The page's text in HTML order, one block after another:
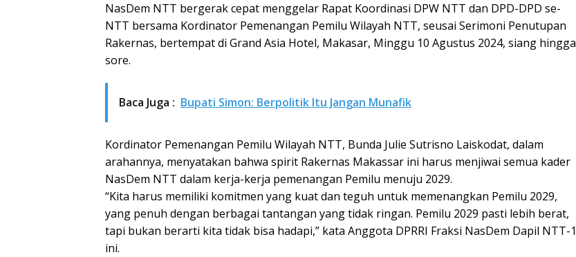
NasDem NTT bergerak cepat menggelar Rapat Koordinasi DPW NTT dan DPD-DPD se-
NTT bersama Kordinator Pemenangan Pemilu Wilayah NTT, seusai Serimoni Penutupan
Rakernas, bertempat di Grand Asia Hotel, Makasar, Minggu 10 Agustus 2024, siang hingga
sore.
Baca Juga : Bupati Simon: Berpolitik Itu Jangan Munafik
Kordinator Pemenangan Pemilu Wilayah NTT, Bunda Julie Sutrisno Laiskodat, dalam
arahannya, menyatakan bahwa spirit Rakernas Makassar ini harus menjiwai semua kader
NasDem NTT dalam kerja-kerja pemenangan Pemilu menuju 2029.
“Kita harus memiliki komitmen yang kuat dan teguh untuk memenangkan Pemilu 2029,
yang penuh dengan berbagai tantangan yang tidak ringan. Pemilu 2029 pasti lebih berat,
tapi bukan berarti kita tidak bisa hadapi,” kata Anggota DPRRI Fraksi NasDem Dapil NTT-1
ini.